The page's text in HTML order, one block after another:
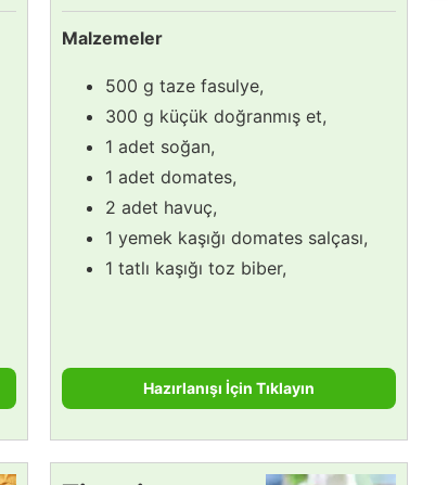
Malzemeler
500 g taze fasulye,
300 g küçük doğranmış et,
1 adet soğan,
1 adet domates,
2 adet havuç,
1 yemek kaşığı domates salçası,
1 tatlı kaşığı toz biber,
Hazırlanışı İçin Tıklayın